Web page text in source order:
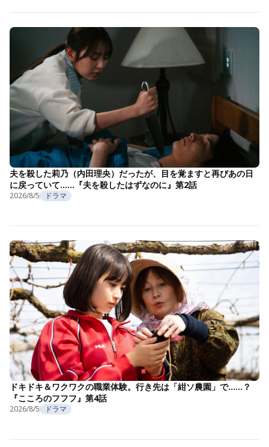
夫を殺した莉乃（内田理央）だったが、目を覚ますと再びあの日
に戻っていて……『夫を殺したはずなのに』第2話
2026/8/5 ドラマ
ドキドキ＆ワクワクの職業体験。行き先は「紺ソ農園」で……？
『こころのフフフ』第4話
2026/8/5 ドラマ